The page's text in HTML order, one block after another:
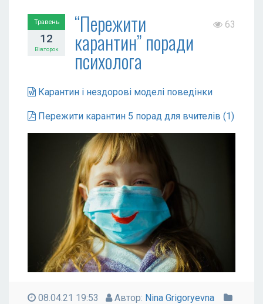
Травень
12
Вівторок
“Пережити
карантин” поради
психолога
63
Карантин і нездорові моделі поведінки
Пережити карантин 5 порад для вчителів (1)
08.04.21 19:53 Автор: Nina Grigoryevna